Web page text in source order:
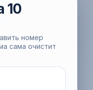
10
номер
сама очистит